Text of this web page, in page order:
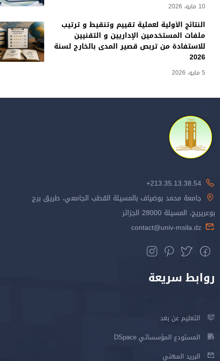
10 مايو، 2026
النتائج الأولية لعملية تقييم وتنقيط و ترتيب
ملفات المستخدمين الإداريين و التقنيين
للاستفادة من تربص قصير المدى بالخارج لسنة
2026
5 مايو، 2026
213.35.13.38.54+
جامعة محمد بوضياف بالمسيلة القطب الجامعي، طريق برج
بوعريريج، المسيلة 28000 الجزائر
contact@univ-msila.dz
روابط سريعة
التعليم عن بعد
المستودع المؤسساتي DSpace
البريد المهني